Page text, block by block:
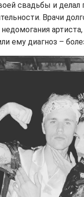
свадьбы и делал
Врачи
ему диагноз –